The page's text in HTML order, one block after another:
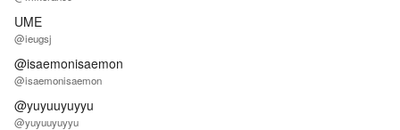
UME
@ieugsj
@isaemonisaemon
@isaemonisaemon
@yuyuuyuyyu
@yuyuuyuyyu